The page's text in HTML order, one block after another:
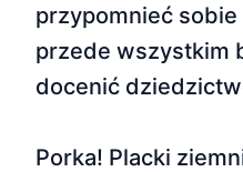
przypomnieć
przede wszystkim
docenić
Porka! Placki